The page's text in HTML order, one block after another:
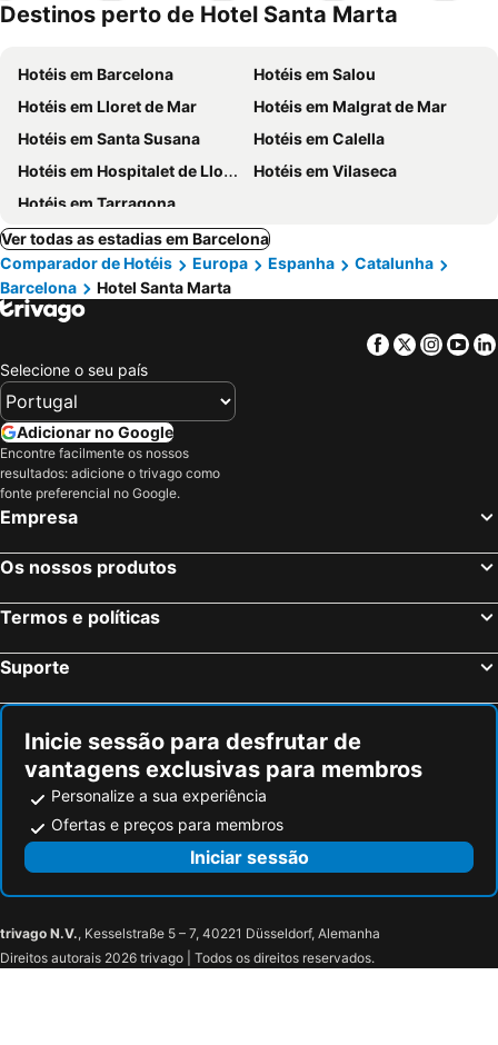
Destinos perto de Hotel Santa Marta
Hotéis em Barcelona
Hotéis em Salou
Hotéis em Lloret de Mar
Hotéis em Malgrat de Mar
Hotéis em Santa Susana
Hotéis em Calella
Hotéis em Hospitalet de Llobregat
Hotéis em Vilaseca
Hotéis em Tarragona
Ver todas as estadias em Barcelona
Comparador de Hotéis
Europa Espanha
Catalunha
Barcelona
Hotel Santa Marta
Facebook
Twitter
Selecione o seu país
Adicionar no Google
Encontre facilmente os nossos
resultados: adicione o trivago como
fonte preferencial no Google.
Empresa
Os nossos produtos
Termos e políticas
Suporte
Inicie sessão para desfrutar de
vantagens exclusivas para membros
Personalize a sua experiência
Ofertas e preços para membros
Iniciar sessão
trivago N.V., Kesselstraße 5 – 7, 40221 Düsseldorf, Alemanha
Direitos autorais 2026 trivago | Todos os direitos reservados.